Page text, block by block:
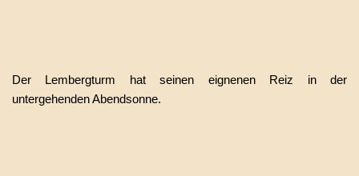
Der Lembergturm hat seinen eignenen Reiz in der
untergehenden Abendsonne.